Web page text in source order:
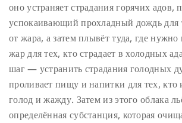
оно устраняет страдания горячих адов,
успокаивающий прохладный дождь для
от жара, а затем плывёт туда, где нужно
жар для тех, кто страдает в холодных
шаг — устранить страдания голодных
проливает пищу и напитки для тех, кто
голод и жажду. Затем из этого облака
определённая субстанция, которая